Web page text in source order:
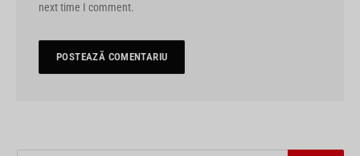
next time I comment.